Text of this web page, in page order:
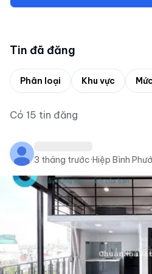
Tin đã đăng
Phân loại Khu vực
Có 15 tin đăng
3 tháng trước·Hiệp Bình